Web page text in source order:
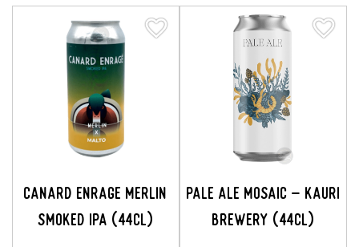
CANARD ENRAGE MERLIN
SMOKED IPA (44CL)
favorite_border
favorite_border
PALE ALE MOSAIC - Kauri
Brewery (44CL)
favorite_border
favorite_border